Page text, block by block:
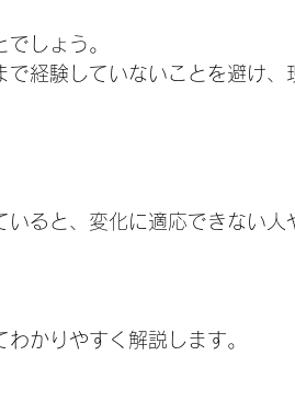
しょう。
経験していないことを避け、
ると、変化に適応できない人
かりやすく解説します。